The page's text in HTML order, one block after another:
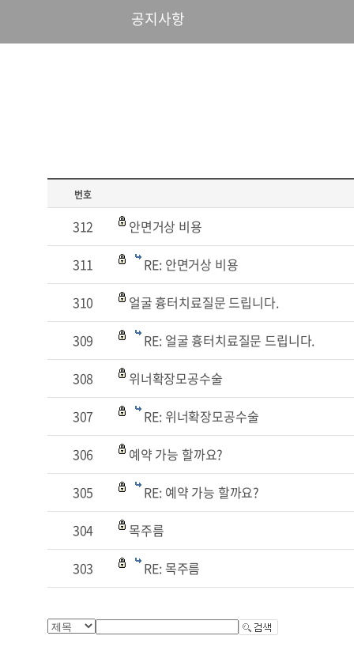
공지사항
번호
312
안면거상 비용
311
RE: 안면거상 비용
310
얼굴 흉터치료질문 드립니다.
309
RE: 얼굴 흉터치료질문 드립니다.
308
위너확장모공수술
307
RE: 위너확장모공수술
306
예약 가능 할까요?
305
RE: 예약 가능 할까요?
304
목주름
303
RE: 목주름